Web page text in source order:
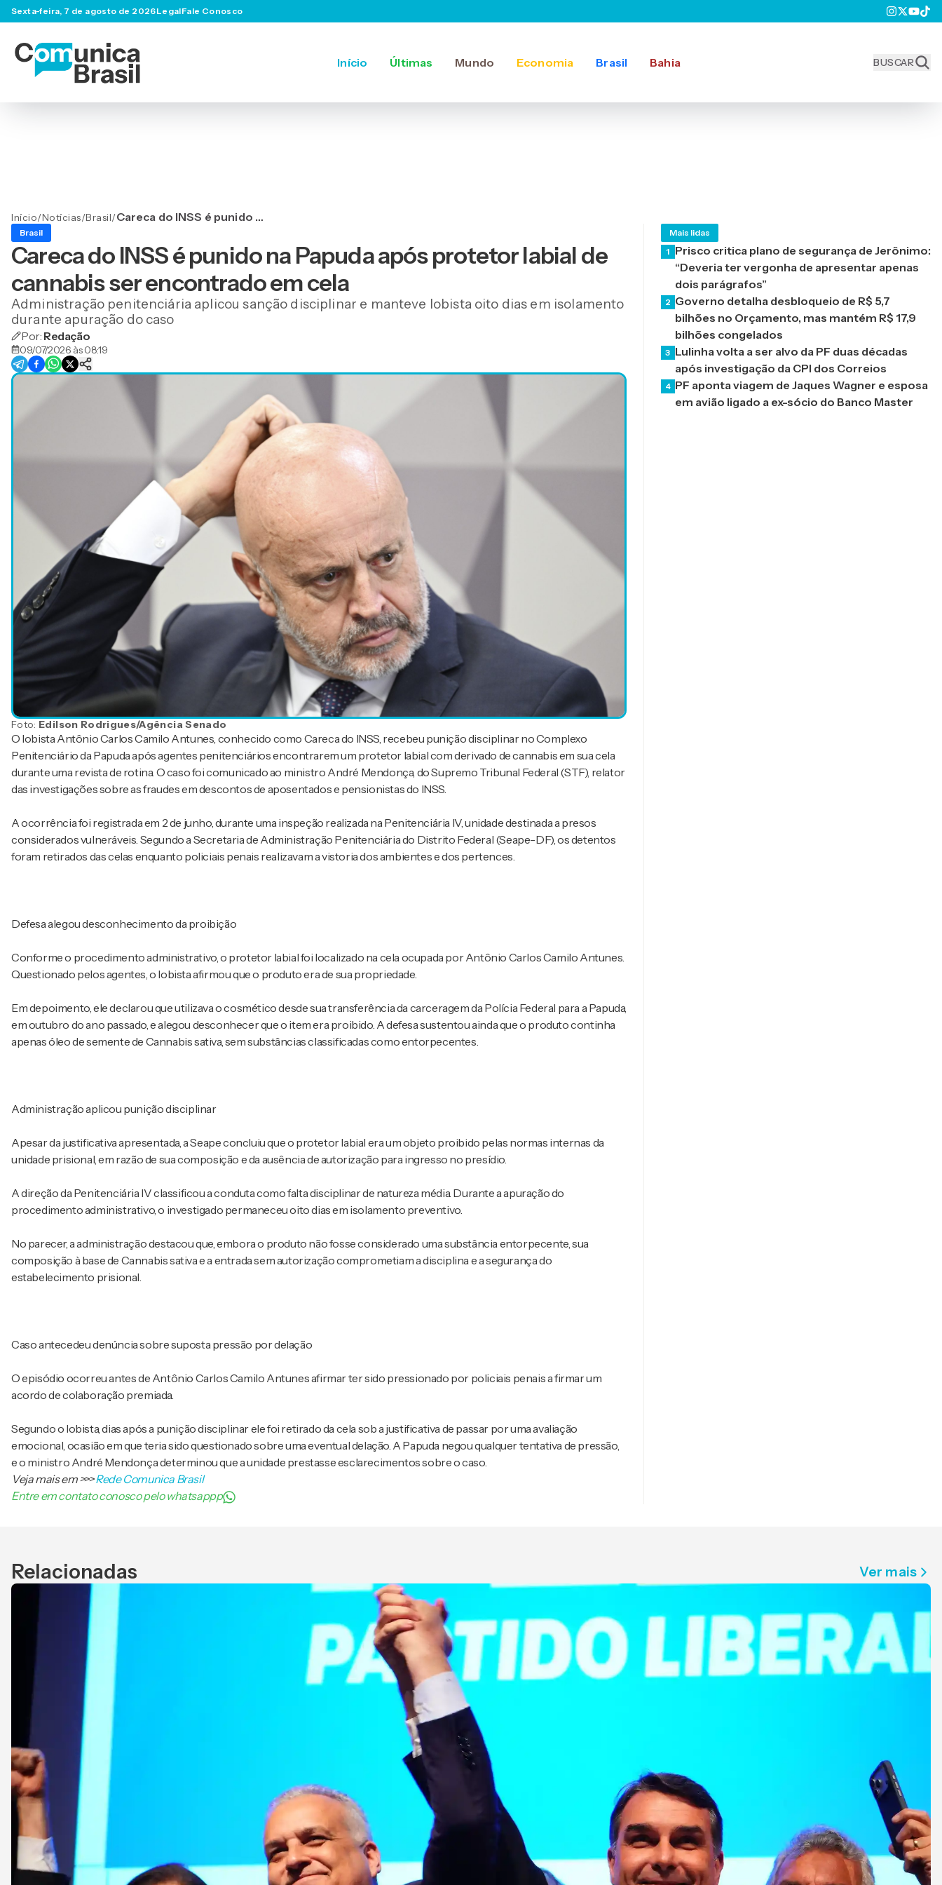
Sexta-feira, 7 de agosto de 2026LegalFale Conosco
Início Últimas Mundo Economia Brasil Bahia BUSCAR
Início/Notícias/Brasil/Careca do INSS é punido na
labial de cannabis ser
encontrado em cela
Brasil
Careca do INSS é punido na Papuda após protetor labial de
cannabis ser encontrado em cela
Administração penitenciária aplicou sanção disciplinar e manteve lobista oito dias em isolamento
durante apuração do caso
Por: Redação
09/07/2026 às 08:19
Foto: Edilson Rodrigues/Agência Senado
O lobista Antônio Carlos Camilo Antunes, conhecido como Careca do INSS, recebeu punição disciplinar no Complexo
Penitenciário da Papuda após agentes penitenciários encontrarem um protetor labial com derivado de cannabis em sua cela
durante uma revista de rotina. O caso foi comunicado ao ministro André Mendonça, do Supremo Tribunal Federal (STF), relator
das investigações sobre as fraudes em descontos de aposentados e pensionistas do INSS.
A ocorrência foi registrada em 2 de junho, durante uma inspeção realizada na Penitenciária IV, unidade destinada a presos
considerados vulneráveis. Segundo a Secretaria de Administração Penitenciária do Distrito Federal (Seape-DF), os detentos
foram retirados das celas enquanto policiais penais realizavam a vistoria dos ambientes e dos pertences.
Defesa alegou desconhecimento da proibição
Conforme o procedimento administrativo, o protetor labial foi localizado na cela ocupada por Antônio Carlos Camilo Antunes.
Questionado pelos agentes, o lobista afirmou que o produto era de sua propriedade.
Em depoimento, ele declarou que utilizava o cosmético desde sua transferência da carceragem da Polícia Federal para a Papuda,
em outubro do ano passado, e alegou desconhecer que o item era proibido. A defesa sustentou ainda que o produto continha
apenas óleo de semente de Cannabis sativa, sem substâncias classificadas como entorpecentes.
Administração aplicou punição disciplinar
Apesar da justificativa apresentada, a Seape concluiu que o protetor labial era um objeto proibido pelas normas internas da
unidade prisional, em razão de sua composição e da ausência de autorização para ingresso no presídio.
A direção da Penitenciária IV classificou a conduta como falta disciplinar de natureza média. Durante a apuração do
procedimento administrativo, o investigado permaneceu oito dias em isolamento preventivo.
No parecer, a administração destacou que, embora o produto não fosse considerado uma substância entorpecente, sua
composição à base de Cannabis sativa e a entrada sem autorização comprometiam a disciplina e a segurança do
estabelecimento prisional.
Caso antecedeu denúncia sobre suposta pressão por delação
O episódio ocorreu antes de Antônio Carlos Camilo Antunes afirmar ter sido pressionado por policiais penais a firmar um
acordo de colaboração premiada.
Segundo o lobista, dias após a punição disciplinar ele foi retirado da cela sob a justificativa de passar por uma avaliação
emocional, ocasião em que teria sido questionado sobre uma eventual delação. A Papuda negou qualquer tentativa de pressão,
e o ministro André Mendonça determinou que a unidade prestasse esclarecimentos sobre o caso.
Veja mais em>>>Rede Comunica Brasil
Entre em contato conosco pelo whatsappp
Mais lidas
1 Prisco critica plano de segurança de Jerônimo:
“Deveria ter vergonha de apresentar apenas
dois parágrafos”
2 Governo detalha desbloqueio de R$ 5,7
bilhões no Orçamento, mas mantém R$ 17,9
bilhões congelados
3 Lulinha volta a ser alvo da PF duas décadas
após investigação da CPI dos Correios
4 PF aponta viagem de Jaques Wagner e esposa
em avião ligado a ex-sócio do Banco Master
Relacionadas Ver mais